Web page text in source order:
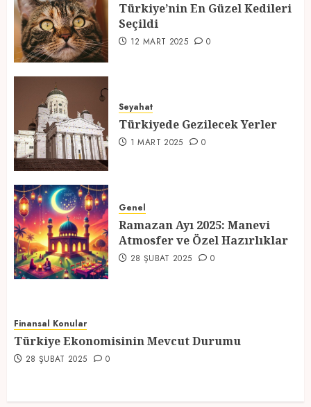
3
12 MART 2025 0
4
1 MART 2025
5
Atmosfer ve Özel Hazırlıklar
28 ŞUBAT 2025 0
Türkiye’nin En Güzel Kedileri
Seçildi
12 MART 2025 0
Seyahat
Türkiyede Gezilecek Yerler
1 MART 2025 0
Genel
Ramazan Ayı 2025: Manevi
Atmosfer ve Özel Hazırlıklar
28 ŞUBAT 2025 0
Finansal Konular
Türkiye Ekonomisinin Mevcut Durumu
28 ŞUBAT 2025 0